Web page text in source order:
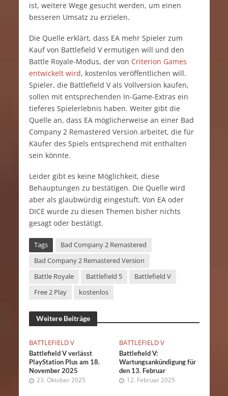
ist, weitere Wege gesucht werden, um einen
besseren Umsatz zu erzielen.
Die Quelle erklärt, dass EA mehr Spieler zum
Kauf von Battlefield V ermutigen will und den
Battle Royale-Modus, der von Criterion Games
entwickelt wird, kostenlos veröffentlichen will.
Spieler, die Battlefield V als Vollversion kaufen,
sollen mit entsprechenden In-Game-Extras ein
tieferes Spielerlebnis haben. Weiter gibt die
Quelle an, dass EA möglicherweise an einer Bad
Company 2 Remastered Version arbeitet, die für
Käufer des Spiels entsprechend mit enthalten
sein könnte.
Leider gibt es keine Möglichkeit, diese
Behauptungen zu bestätigen. Die Quelle wird
aber als glaubwürdig eingestuft. Von EA oder
DICE wurde zu diesen Themen bisher nichts
gesagt oder bestätigt.
Tags
Bad Company 2 Remastered
Bad Company 2 Remastered Version
Battle Royale
Battlefield 5
Battlefield V
Free 2 Play
kostenlos
Weitere Beiträge
BATTLEFIELD V
Battlefield V verlässt
PlayStation Plus am 18.
November 2025
23. Oktober 2025
BATTLEFIELD V
Battlefield V:
Wartungsankündigung für
den 13. Februar
12. Februar 2025